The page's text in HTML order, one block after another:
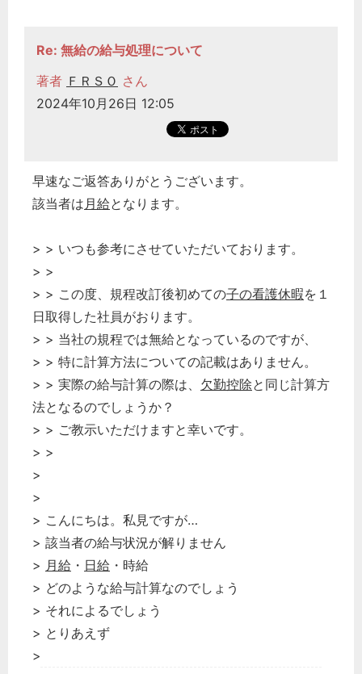
Re: 無給の給与処理について
著者 ＦＲＳＯ さん
2024年10月26日 12:05
早速なご返答ありがとうございます。
該当者は月給となります。
> > いつも参考にさせていただいております。
> >
> > この度、規程改訂後初めての子の看護休暇を１
日取得した社員がおります。
> > 当社の規程では無給となっているのですが、
> > 特に計算方法についての記載はありません。
> > 実際の給与計算の際は、 欠勤控除と同じ計算方
法となるのでしょうか？
> > ご教示いただけますと幸いです。
> >
>
>
> こんにちは。私見ですが…
> 該当者の給与状況が解りません
> 月給 ・ 日給 ・時給
> どのような給与計算なのでしょう
> それによるでしょう
> とりあえず
>